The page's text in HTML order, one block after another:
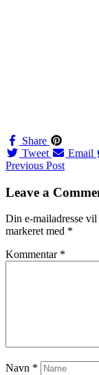
Share
Tweet
Email
Navigation
til
Previous Post
Leave a
Din e-mailadresse
markeret med *
Kommentar *
Navn *